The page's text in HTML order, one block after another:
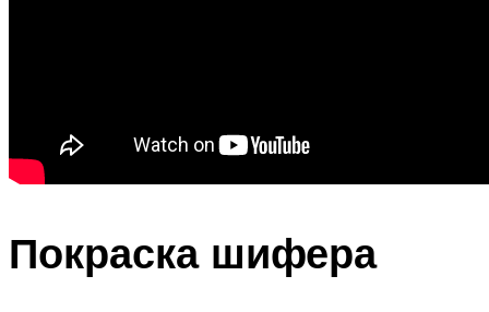
Покраска шифера